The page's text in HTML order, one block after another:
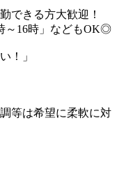
できる方大歓迎！
～16時」などもOK◎
！」
等は希望に柔軟に対